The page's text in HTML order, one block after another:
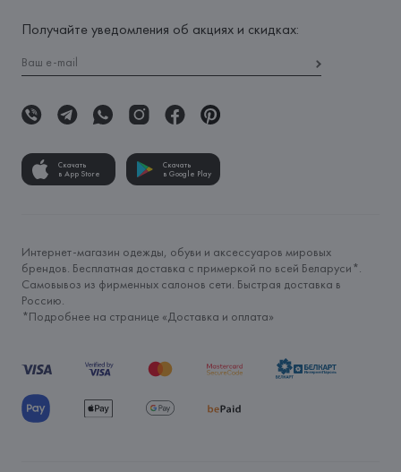
Получайте уведомления об акциях и скидках:
Скачать
в App Store
Скачать
в Google Play
Интернет-магазин одежды, обуви и аксессуаров мировых
брендов. Бесплатная доставка с примеркой по всей Беларуси*.
Самовывоз из фирменных салонов сети. Быстрая доставка в
Россию.
*Подробнее на странице «Доставка и оплата»